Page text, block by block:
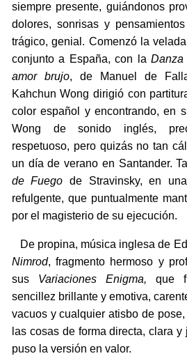
siempre presente, guiándonos
dolores, sonrisas y
trágico, genial. Comenzó la
conjunto a España, con la
amor brujo, de Manuel de
Kahchun Wong dirigió con
color español y encontrando, en
Wong de sonido inglés,
respetuoso, pero quizás no tan
un día de verano en Santander.
de Fuego de Stravinsky, en
refulgente, que puntualmente
por el magisterio de su ejecución.
De propina, música inglesa de
Nimrod, fragmento hermoso y
sus Variaciones Enigma, que
sencillez brillante y emotiva,
vacuos y cualquier atisbo de
las cosas de forma directa, clara
puso la versión en valor.